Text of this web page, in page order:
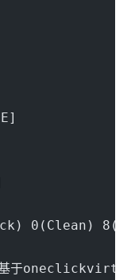
0(Clean)
于